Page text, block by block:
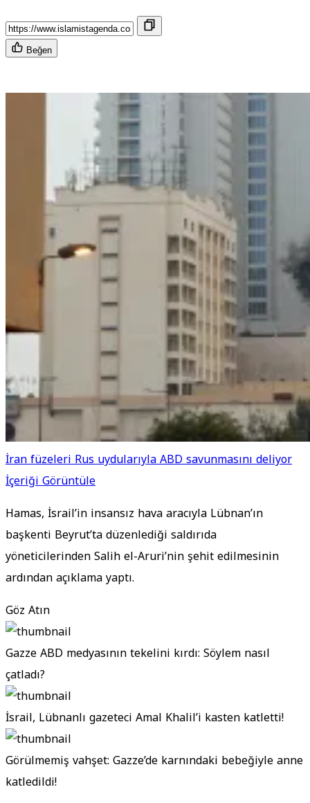
Beğen
İran füzeleri Rus uydularıyla ABD savunmasını deliyor
İçeriği Görüntüle
Hamas, İsrail’in insansız hava aracıyla Lübnan’ın
başkenti Beyrut’ta düzenlediği saldırıda
yöneticilerinden Salih el-Aruri’nin şehit edilmesinin
ardından açıklama yaptı.
Göz Atın
Gazze ABD medyasının tekelini kırdı: Söylem nasıl
çatladı?
İsrail, Lübnanlı gazeteci Amal Khalil’i kasten katletti!
Görülmemiş vahşet: Gazze’de karnındaki bebeğiyle anne
katledildi!